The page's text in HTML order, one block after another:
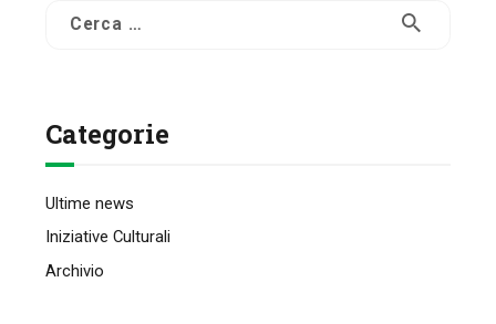
Ricerca
Categorie
Ultime news
Iniziative Culturali
Archivio